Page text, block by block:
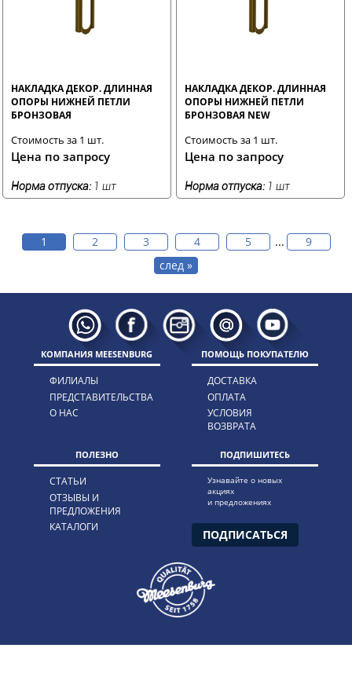
НАКЛАДКА ДЕКОР. ДЛИННАЯ
ОПОРЫ НИЖНЕЙ ПЕТЛИ
БРОНЗОВАЯ
Стоимость за 1 шт.
Цена по запросу
Норма отпуска: 1 шт
НАКЛАДКА ДЕКОР. ДЛИННАЯ
ОПОРЫ НИЖНЕЙ ПЕТЛИ
БРОНЗОВАЯ NEW
Стоимость за 1 шт.
Цена по запросу
Норма отпуска: 1 шт
1 2 3 4 5 ...
9
след »
КОМПАНИЯ MEESENBURG
ФИЛИАЛЫ
ПРЕДСТАВИТЕЛЬСТВА
О НАС
ПОМОЩЬ ПОКУПАТЕЛЮ
ДОСТАВКА
ОПЛАТА
УСЛОВИЯ
ВОЗВРАТА
ПОЛЕЗНО
СТАТЬИ
ОТЗЫВЫ И
ПРЕДЛОЖЕНИЯ
КАТАЛОГИ
ПОДПИШИТЕСЬ
Узнавайте о новых
акциях
и предложениях
ПОДПИСАТЬСЯ